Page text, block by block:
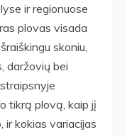
ir regionuose
plovas visada
skoniu,
daržovių bei
tikrą plovą, kaip jį
ir kokias variacijas